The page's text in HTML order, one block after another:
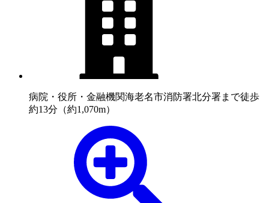
病院・役所・金融機関海老名市消防署北分署まで徒歩
約13分（約1,070m）